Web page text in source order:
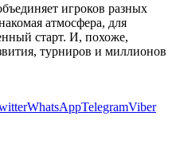
игроков разных
атмосфера, для
старт. И, похоже,
турниров и миллионов
WhatsAppTelegramViber